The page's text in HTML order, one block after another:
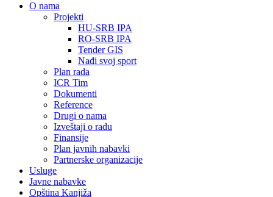
О nama
Projekti
HU-SRB IPA
RO-SRB IPA
Tender GIS
Nađi svoj sport
Plan rada
ICR Tim
Dokumenti
Reference
Drugi o nama
Izveštaji o radu
Finansije
Plan javnih nabavki
Partnerske organizacije
Usluge
Javne nabavke
Opština Kanjiža